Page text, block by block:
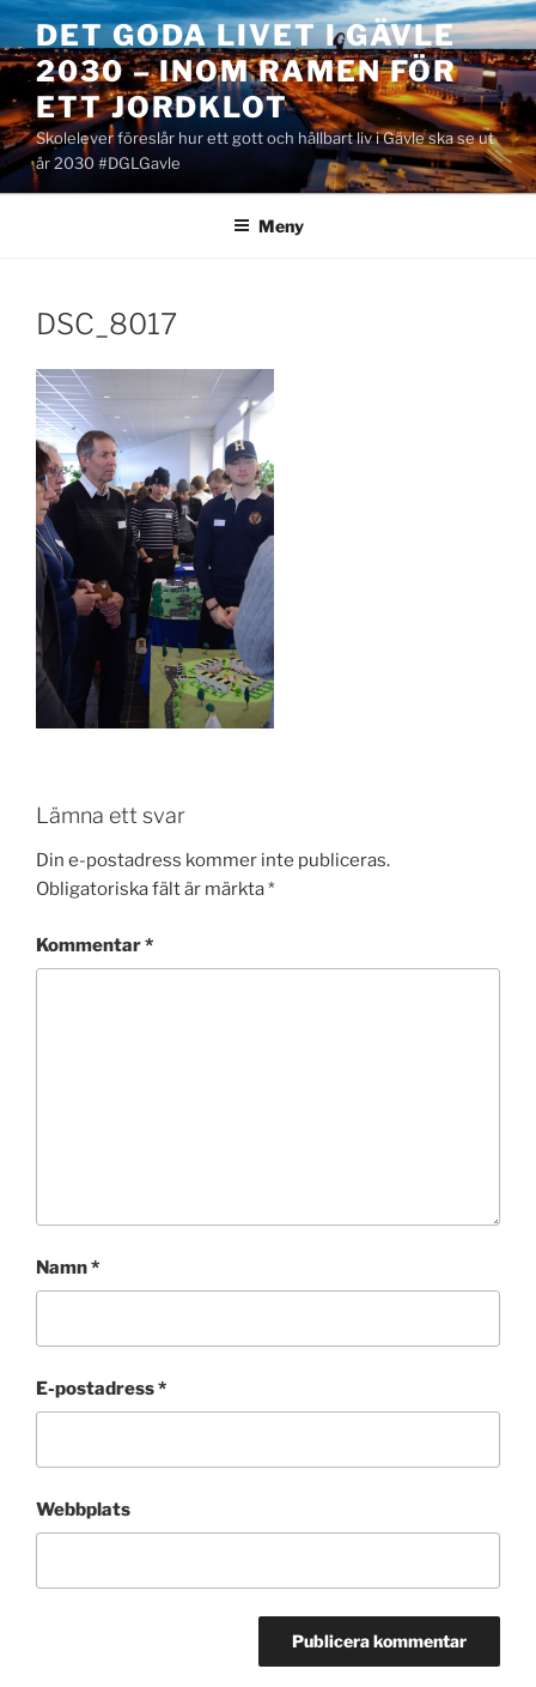
Hoppa
till
innehåll
DET GODA LIVET I GÄVLE
2030 – INOM RAMEN FÖR
ETT JORDKLOT
Skolelever föreslår hur ett gott och hållbart liv i Gävle ska se ut
år 2030 #DGLGavle
Meny
DSC_8017
Lämna ett svar
Din e-postadress kommer inte publiceras.
Obligatoriska fält är märkta*
Kommentar*
Namn*
E-postadress*
Webbplats